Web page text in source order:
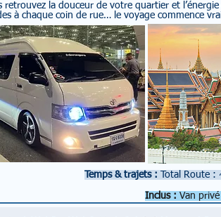
retrouvez la douceur de votre quartier et
à chaque coin de rue… le voyage commence
Temps & trajets : Total Route
Inclus : Van privé